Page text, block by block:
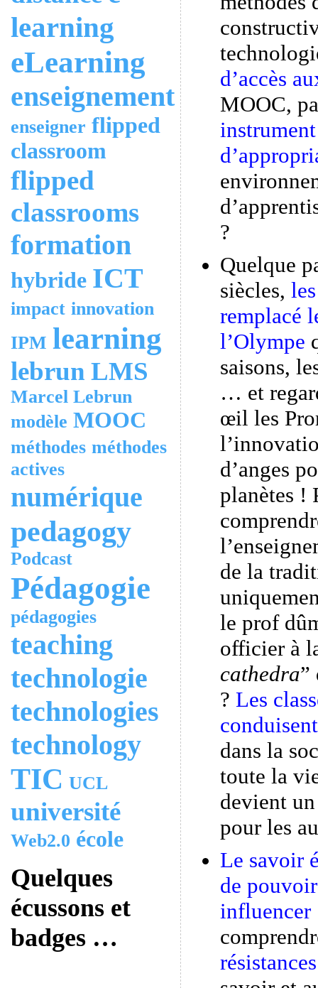
learning
eLearning
enseignement
enseigner flipped
classroom
flipped
classrooms
formation
hybride ICT
impact innovation
IPM learning
lebrun LMS
Marcel Lebrun
modèle MOOC
méthodes méthodes
actives
numérique
pedagogy
Podcast
Pédagogie
pédagogies
teaching
technologie
technologies
technology
TIC UCL
université
Web2.0 école
Quelques
écussons et
badges …
d’accès
MOOC,
?
Quelque
siècles,
remplacé
l’Olympe
saisons,
… et
œil les
d’anges
planètes !
de la
le prof
officier à
cathedra”
? Les
dans la
toute la
devient
pour les
Le savoir
de
résistances